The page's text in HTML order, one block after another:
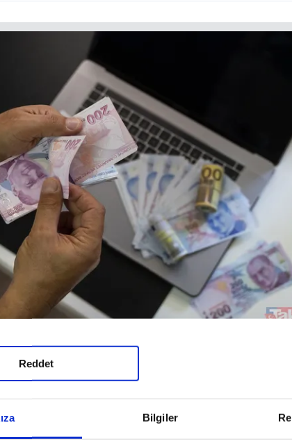
Bilgiler
Reddet
vatandaşlar yeni müşteri olarak bankalardan 6
12 ay vadeli 20 bin TL kredi imkanlarından